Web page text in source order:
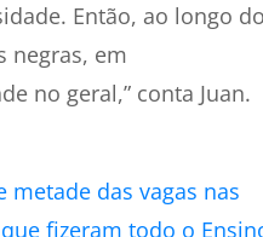
Então, ao longo
negras, em
no geral,” conta Juan.
metade das vagas nas
fizeram todo o